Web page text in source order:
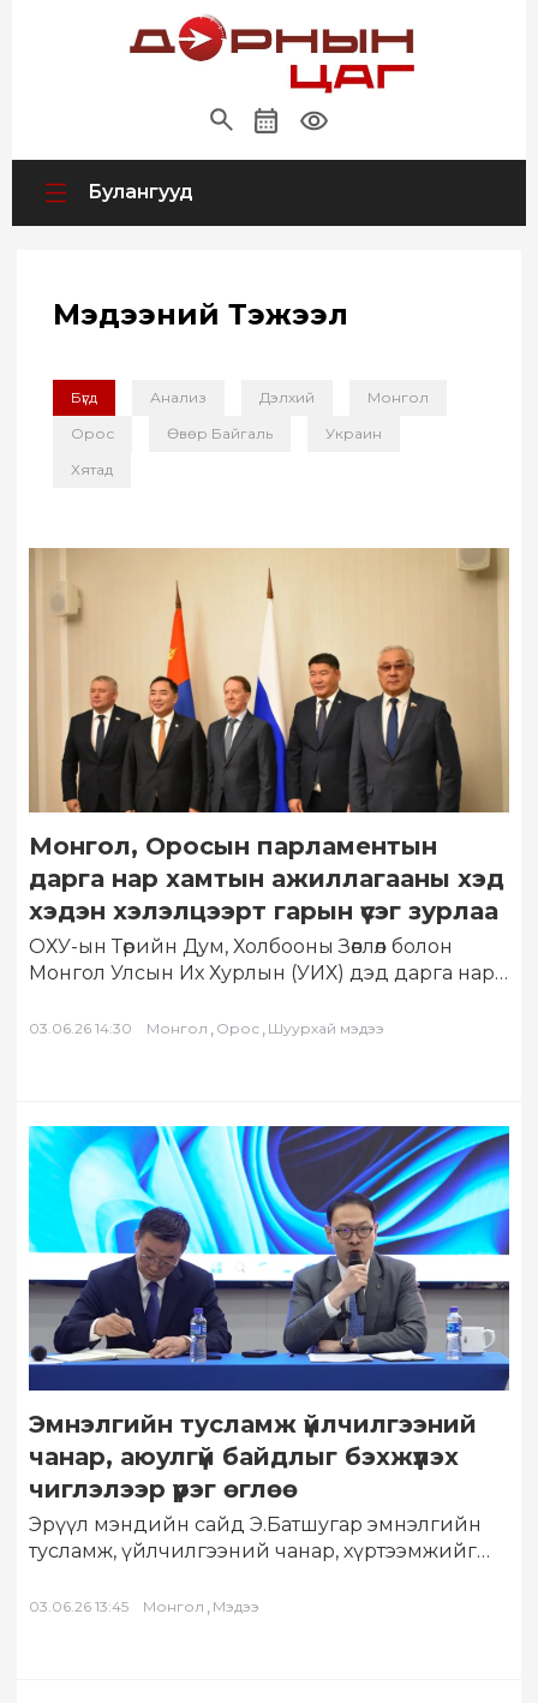
Булангууд
Мэдээний Тэжээл
Бүгд Анализ Дэлхий
Монгол
Орос
Өвөр Байгаль
Украин
Хятад
Монгол, Оросын парламентын
дарга нар хамтын ажиллагааны хэд
хэдэн хэлэлцээрт гарын үсэг зурлаа
ОХУ-ын Төрийн Дум, Холбооны Зөвлөл болон
Монгол Улсын Их Хурлын (УИХ) дэд дарга нар
ажиллагааны…
03.06.26 14:30 Монгол , Орос , Шуурхай мэдээ
Эмнэлгийн тусламж үйлчилгээний
чанар, аюулгүй байдлыг бэхжүүлэх
чиглэлээр үүрэг өглөө
Эрүүл мэндийн сайд Э.Батшугар эмнэлгийн
тусламж, үйлчилгээний чанар, хүртээмжийг
хариуцлагыг сайжруулах чиглэлээр албан
03.06.26 13:45 Монгол , Мэдээ